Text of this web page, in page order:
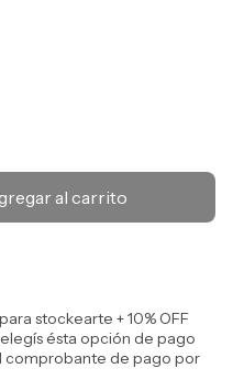
stockearte + 10% OFF
ésta opción de pago
comprobante de pago por